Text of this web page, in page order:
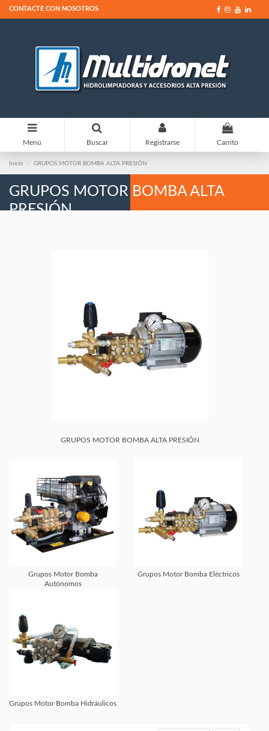
CONTACTE CON NOSOTROS
Menú Buscar Registrarse
0
Carrito
Inicio GRUPOS MOTOR BOMBA ALTA PRESIÓN
GRUPOS MOTOR BOMBA ALTA
PRESIÓN
GRUPOS MOTOR BOMBA ALTA PRESIÓN
Grupos Motor Bomba
Autónomos
Grupos Motor Bomba Eléctricos
Grupos Motor Bomba Hidráulicos